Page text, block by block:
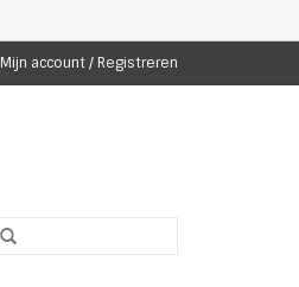
Mijn account / Registreren